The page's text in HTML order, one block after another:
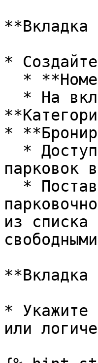
**Вкладка
*
*
парковок
из списка
**Вкладка
* Укажите
или